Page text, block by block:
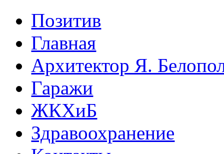
Позитив
Главная
Архитектор Я.
Гаражи
ЖКХиБ
Здравоохранение